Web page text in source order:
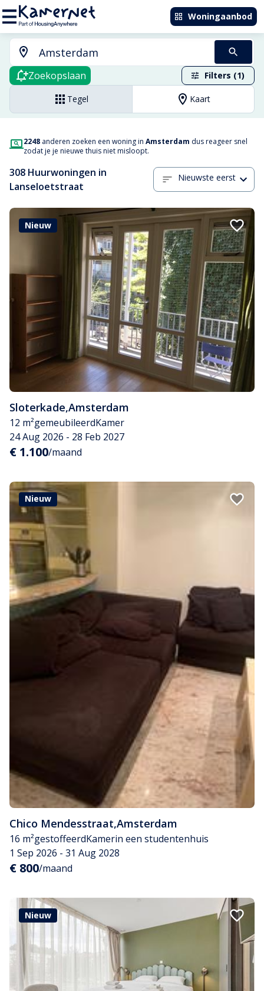
Woningaanbod
Zoekopslaan Filters (1)
Tegel Kaart
2248 anderen zoeken een woning in Amsterdam dus reageer snel
zodat je je nieuwe thuis niet misloopt.
308 Huurwoningen in
Lanseloetstraat
Nieuwste eerst
Nieuw
Sloterkade,Amsterdam
12 m²gemeubileerdKamer
24 Aug 2026 - 28 Feb 2027
€ 1.100/maand
Nieuw
Chico Mendesstraat,Amsterdam
16 m²gestoffeerdKamerin een studentenhuis
1 Sep 2026 - 31 Aug 2028
€ 800/maand
Nieuw